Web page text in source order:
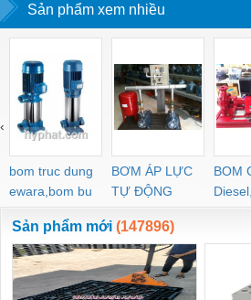
Sản phẩm xem nhiều
bom truc dung
ewara,bom bu
ewara
BƠM ÁP LỰC
TỰ ĐỘNG
BOM
‹
Sản phẩm mới (147896)